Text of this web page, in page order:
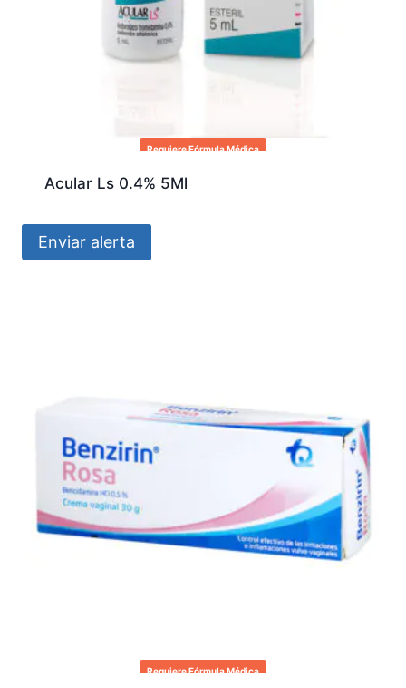
Requiere Fórmula Médica
Acular Ls 0.4% 5Ml
Enviar alerta
Requiere Fórmula Médica